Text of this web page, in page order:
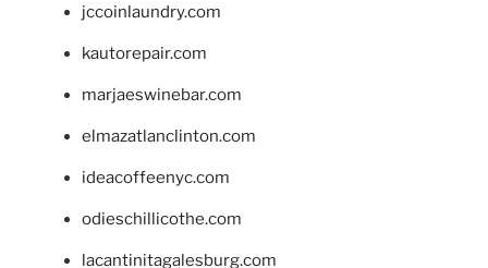
jccoinlaundry.com
kautorepair.com
marjaeswinebar.com
elmazatlanclinton.com
ideacoffeenyc.com
odieschillicothe.com
lacantinitagalesburg.com